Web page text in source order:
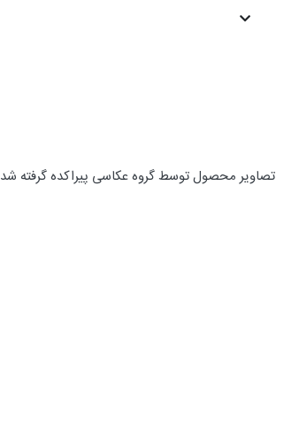
تصاویر محصول توسط گروه عکاسی پیراکده گرفته